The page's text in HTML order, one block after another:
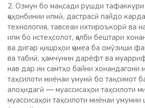
2. Озмун бо мақсади рушди тафаккури
ҷаҳонбинии илмӣ, дастрасӣ пайдо
технология, тавсеаи ихтироъкорӣ ва
илм бо истеҳсолот, ҷалби бештари
ва дигар қишрҳои ҷомеа ба омӯзиши
ва табиӣ, ҳамчунин дарёфт ва
нав дар ин самтҳо байни хонандагони
таҳсилоти миёнаи умумӣ бо тақсимот
алоҳидагӣ — муассисаҳои таҳсилоти
муассисаҳои таҳсилоти миёнаи умумии